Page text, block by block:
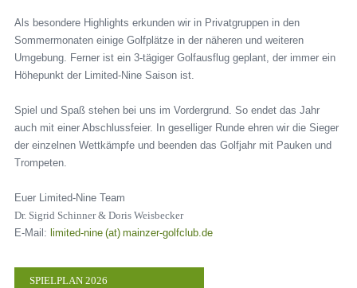
Als besondere Highlights erkunden wir in Privatgruppen in den
Sommermonaten einige Golfplätze in der näheren und weiteren
Umgebung. Ferner ist ein 3-tägiger Golfausflug geplant, der immer ein
Höhepunkt der Limited-Nine Saison ist.
Spiel und Spaß stehen bei uns im Vordergrund. So endet das Jahr
auch mit einer Abschlussfeier. In geselliger Runde ehren wir die Sieger
der einzelnen Wettkämpfe und beenden das Golfjahr mit Pauken und
Trompeten.
Euer Limited-Nine Team
Dr. Sigrid Schinner & Doris Weisbecker
E-Mail: limited-nine (at) mainzer-golfclub.de
SPIELPLAN 2026